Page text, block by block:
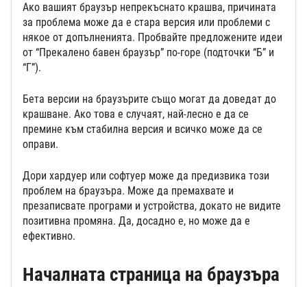
Ако вашият браузър непрекъснато крашва, причината
за проблема може да е стара версия или проблеми с
някое от допълненията. Пробвайте предложените идеи
от “Прекалено бавен браузър” по-горе (подточки “Б” и
“Г”).
Бета версии на браузърите също могат да доведат до
крашване. Ако това е случаят, най-лесно е да се
премине към стабилна версия и всичко може да се
оправи.
Дори хардуер или софтуер може да предизвика този
проблем на браузъра. Може да премахвате и
презаписвате програми и устройства, докато не видите
позитивна промяна. Да, досадно е, но може да е
ефективно.
Началната страница на браузъра